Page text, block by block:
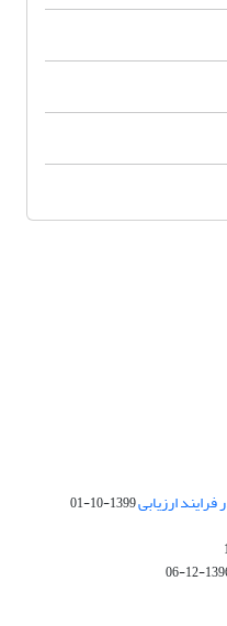
ارزیابی1399-10-01
1396-